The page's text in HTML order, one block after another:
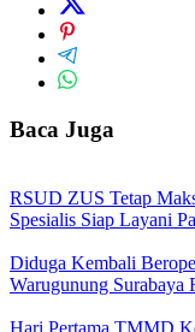
Baca Juga
RSUD ZUS Tetap
Spesialis Siap Layani
Diduga Kembali
Warugunung Surabaya
Hari Pertama TMMD